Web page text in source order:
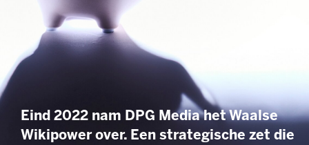
Eind 2022 nam DPG Media het Waalse
Wikipower over. Een strategische zet die